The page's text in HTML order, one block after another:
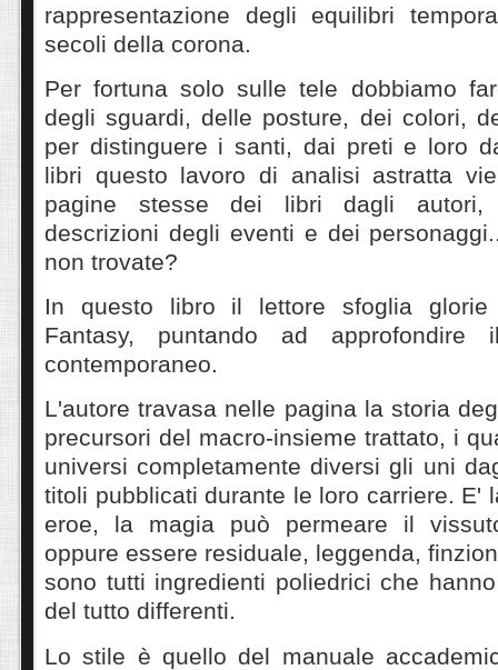
rappresentazione degli equilibri
secoli della corona.
Per fortuna solo sulle tele dobbiamo
degli sguardi, delle posture, dei colori,
per distinguere i santi, dai preti e loro
libri questo lavoro di analisi astratta
pagine stesse dei libri dagli autori,
descrizioni degli eventi e dei
non trovate?
In questo libro il lettore sfoglia
Fantasy, puntando ad approfondire
contemporaneo.
L'autore travasa nelle pagina la storia
precursori del macro-insieme trattato, i
universi completamente diversi gli uni
titoli pubblicati durante le loro carriere. E'
eroe, la magia può permeare il
oppure essere residuale, leggenda,
sono tutti ingredienti poliedrici che
del tutto differenti.
Lo stile è quello del manuale